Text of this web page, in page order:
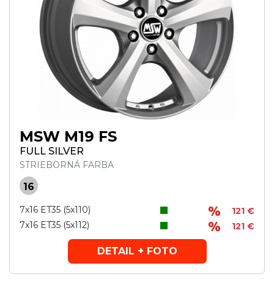
MSW M19 FS
FULL SILVER
STRIEBORNÁ FARBA
16
7x16 ET35 (5x110)
121 €
7x16 ET35 (5x112)
121 €
DETAIL + FOTO